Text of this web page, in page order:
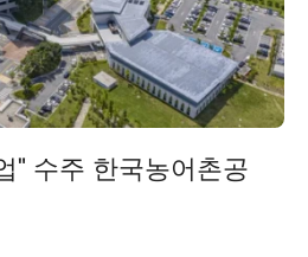
" 수주 한국농어촌공